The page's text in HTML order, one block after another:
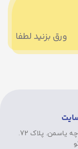
ورق بزنید لطفا
خیابان حافظ. خیابان نوفل لوشاتو. جنب کوچه یاسمن. پلاک 72.